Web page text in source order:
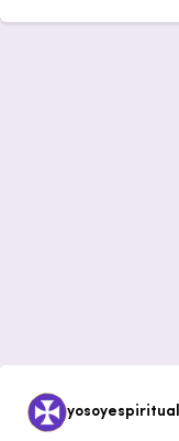
yosoyespiritual